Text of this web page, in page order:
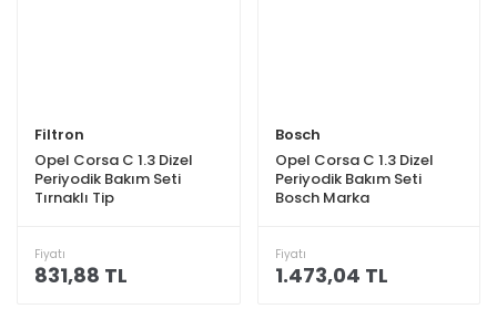
Filtron
Opel Corsa C 1.3 Dizel
Periyodik Bakım Seti
Tırnaklı Tip
Fiyatı
831,88 TL
Bosch
Opel Corsa C 1.3 Dizel
Periyodik Bakım Seti
Bosch Marka
Fiyatı
1.473,04 TL